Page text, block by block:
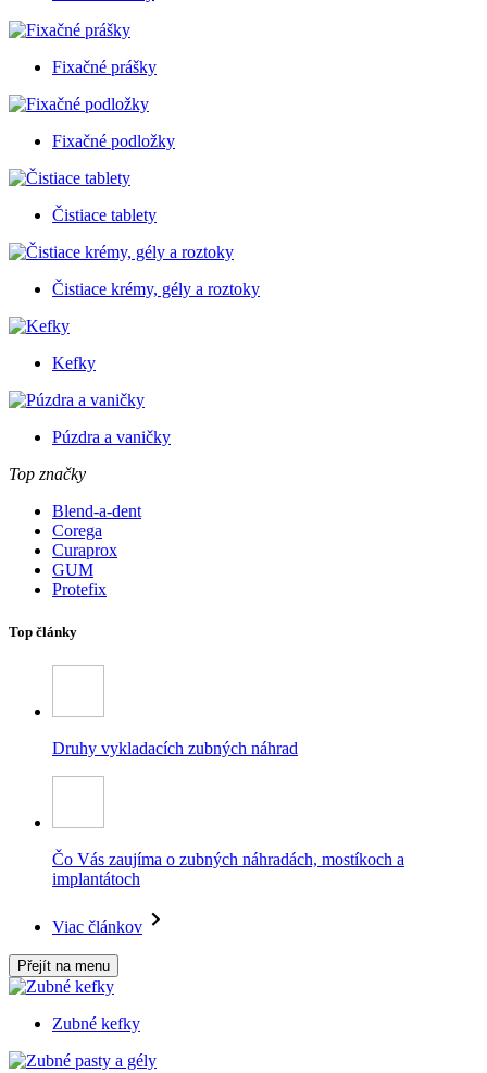
Fixačné prášky
Fixačné podložky
Čistiace tablety
Čistiace krémy, gély a roztoky
Kefky
Púzdra a vaničky
Top značky
Blend-a-dent
Corega
Curaprox
GUM
Protefix
Top články
Druhy vykladacích zubných náhrad
Čo Vás zaujíma o zubných náhradách, mostíkoch a
implantátoch
Viac článkov
Přejít na menu
Zubné kefky